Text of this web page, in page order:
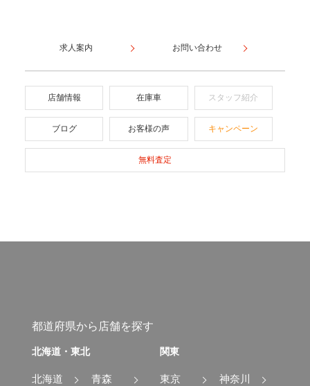
求人案内 お問い合わせ
店舗情報 在庫車 スタッフ紹介
ブログ お客様の声 キャンペーン
無料査定
都道府県から店舗を探す
北海道・東北
北海道
青森
関東
東京
神奈川